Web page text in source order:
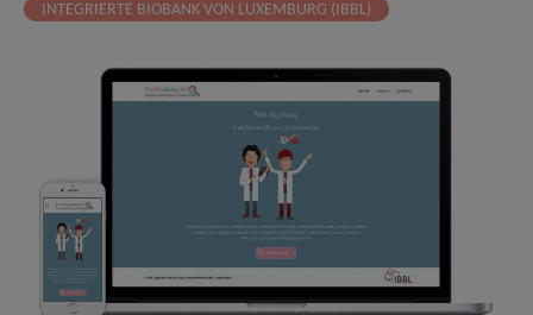
INTEGRIERTE BIOBANK VON LUXEMBURG (IBBL)